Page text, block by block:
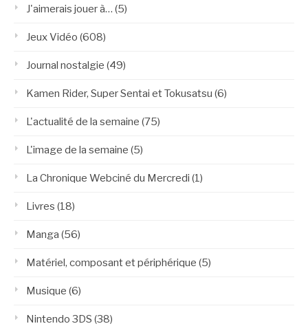
J'aimerais jouer à… (5)
Jeux Vidéo (608)
Journal nostalgie (49)
Kamen Rider, Super Sentai et Tokusatsu (6)
L'actualité de la semaine (75)
L'image de la semaine (5)
La Chronique Webciné du Mercredi (1)
Livres (18)
Manga (56)
Matériel, composant et périphérique (5)
Musique (6)
Nintendo 3DS (38)